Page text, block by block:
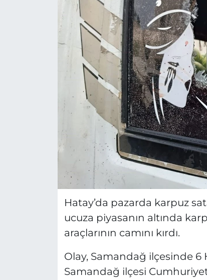
Hatay’da pazarda karpuz
ucuza piyasanın altında
araçlarının camını kırdı.
Olay, Samandağ ilçesinde 6
Samandağ ilçesi